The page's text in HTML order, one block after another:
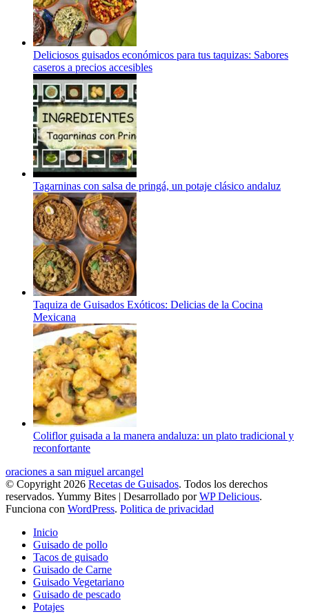
Deliciosos guisados económicos para tus taquizas: Sabores
caseros a precios accesibles
Tagarninas con salsa de pringá, un potaje clásico andaluz
Taquiza de Guisados Exóticos: Delicias de la Cocina
Mexicana
Coliflor guisada a la manera andaluza: un plato tradicional y
reconfortante
oraciones a san miguel arcangel
© Copyright 2026 Recetas de Guisados. Todos los derechos
reservados. Yummy Bites | Desarrollado porWP Delicious.
Funciona con WordPress. Politica de privacidad
Inicio
Guisado de pollo
Tacos de guisado
Guisado de Carne
Guisado Vegetariano
Guisado de pescado
Potajes